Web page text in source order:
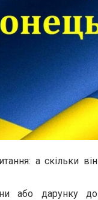
а скільки він
або дарунку до